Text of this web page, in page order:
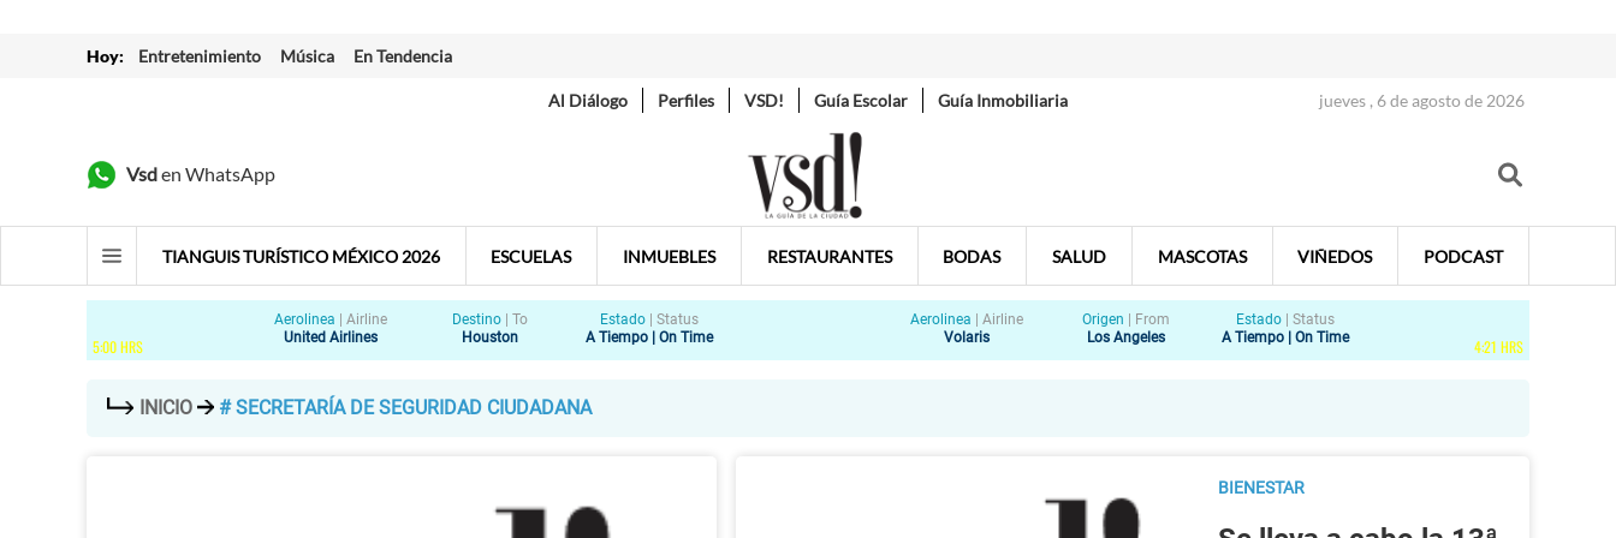
Hoy: Entretenimiento Música En Tendencia
Al Diálogo Perfiles VSD! Guía Escolar Guía Inmobiliaria jueves , 6 de agosto de 2026
Vsden WhatsApp
TIANGUIS TURÍSTICO MÉXICO 2026 ESCUELAS INMUEBLES RESTAURANTES BODAS SALUD MASCOTAS VIÑEDOS PODCAST
5:00HRS
Aerolinea
Airline
United Airlines
Destino
To
Houston
Estado
Status
A Tiempo | On Time
Aerolinea
Airline
Volaris
Origen
From
Los Angeles
Estado
Status
A Tiempo | On Time
4:21 HRS
INICIO # SECRETARÍA DE SEGURIDAD CIUDADANA
BIENESTAR